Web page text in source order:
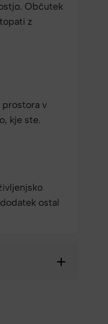
Občutek
z
prostora v
kje ste.
ostal